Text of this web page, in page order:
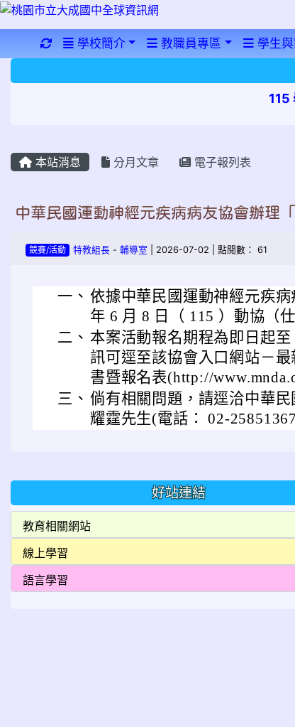
重新取得佈景設定
學校簡介 教職員專區 學生與
115
本站消息 分月文章 電子報列表
中華民國運動神經元疾病病友協會辦理
競賽/活動 特教組長- 輔導室 | 2026-07-02 | 點閱數： 61
一、 依據中華民國運動神經元疾
年 6 月 8 日（ 115 ）動協（
二、 本案活動報名期程為即日起
訊可逕至該協會入口網站－
書暨報名表(http://
三、 倘有相關問題，請逕洽中華
耀霆先生(電話： 02-
好站連結